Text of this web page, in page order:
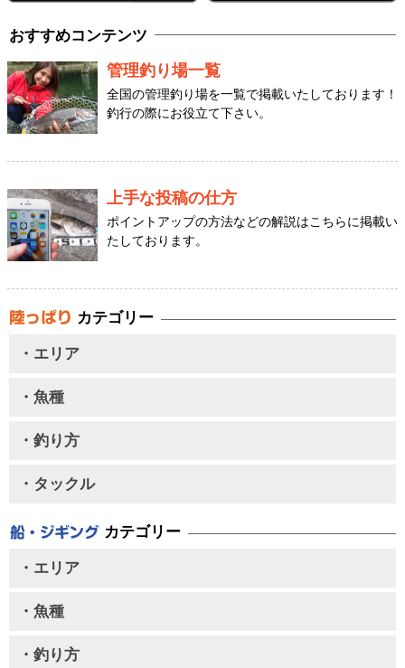
おすすめコンテンツ
管理釣り場一覧
全国の管理釣り場を一覧で掲載いたしております！
釣行の際にお役立て下さい。
上手な投稿の仕方
ポイントアップの方法などの解説はこちらに掲載い
たしております。
カテゴリー
・エリア
・魚種
・釣り方
・タックル
カテゴリー
・エリア
・魚種
・釣り方